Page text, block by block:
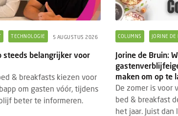
TECHNOLOGIE 5 AUGUSTUS 2026
steeds belangrijker voor
& breakfasts kiezen voor
om gasten vóór, tijdens
beter te informeren.
COLUMNS JORINE DE
Jorine de Bruin:
maken om op te
De zomer is voor
bed & breakfast
het jaar. Juist
JORINE DE BRUIN